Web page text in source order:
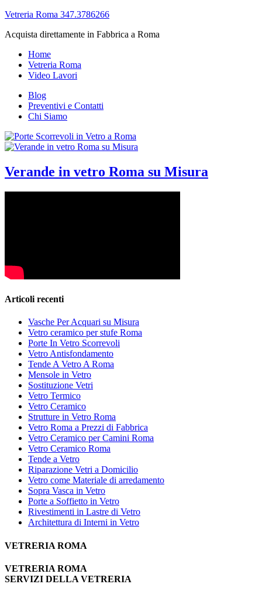
Vetreria Roma 347.3786266
Acquista direttamente in Fabbrica a Roma
Home
Vetreria Roma
Video Lavori
Blog
Preventivi e Contatti
Chi Siamo
Verande in vetro Roma su Misura
Articoli recenti
Vasche Per Acquari su Misura
Vetro ceramico per stufe Roma
Porte In Vetro Scorrevoli
Vetro Antisfondamento
Tende A Vetro A Roma
Mensole in Vetro
Sostituzione Vetri
Vetro Termico
Vetro Ceramico
Strutture in Vetro Roma
Vetro Roma a Prezzi di Fabbrica
Vetro Ceramico per Camini Roma
Vetro Ceramico Roma
Tende a Vetro
Riparazione Vetri a Domicilio
Vetro come Materiale di arredamento
Sopra Vasca in Vetro
Porte a Soffietto in Vetro
Rivestimenti in Lastre di Vetro
Architettura di Interni in Vetro
VETRERIA ROMA
VETRERIA ROMA
SERVIZI DELLA VETRERIA